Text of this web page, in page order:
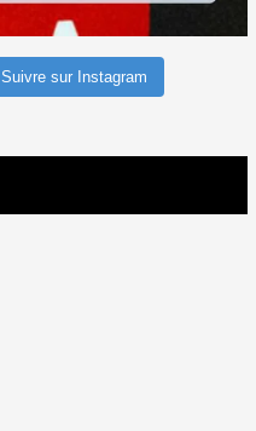
Suivre sur Instagram